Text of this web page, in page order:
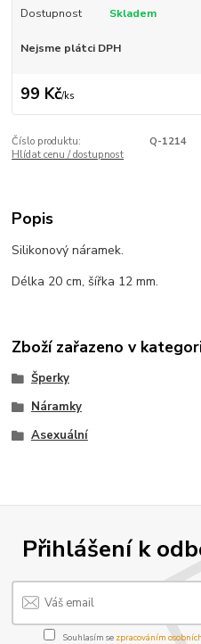
Dostupnost Skladem
Nejsme plátci DPH
99 Kč/ks
Číslo produktu:
Q-1214
Hlídat cenu / dostupnost
Popis
Silikonový náramek.
Délka 20 cm, šířka 12 mm.
Zboží zařazeno v
Šperky
Náramky
Asexuální
Přihlášení k
Souhlasím se zpracováním